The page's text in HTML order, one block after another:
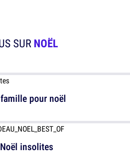
SURNOËL
pour noël
insolites